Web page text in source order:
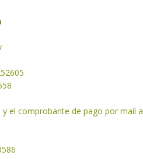
el comprobante de pago por mail a